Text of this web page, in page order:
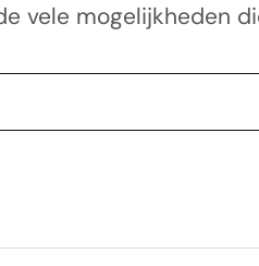
vele mogelijkheden